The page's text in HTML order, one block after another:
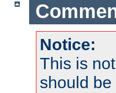
Notice:
This is
should